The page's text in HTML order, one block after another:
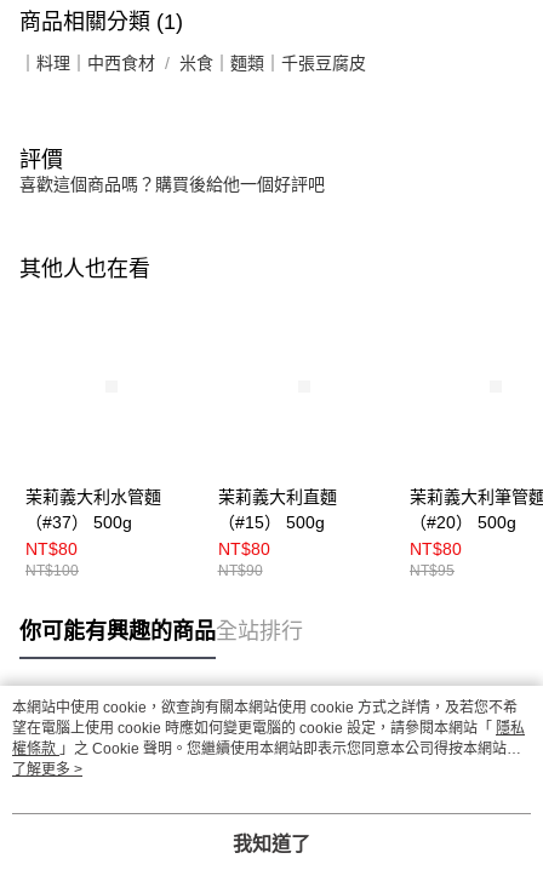
商品相關分類 (1)
｜料理｜中西食材 米食｜麵類｜千張豆腐皮
評價
喜歡這個商品嗎？購買後給他一個好評吧
其他人也在看
茉莉義大利水管麵
（#37） 500g
NT$80
NT$100
茉莉義大利直麵
（#15） 500g
NT$80
NT$90
茉莉義大利筆管
（#20） 500g
NT$80
NT$95
你可能有興趣的商品全站排行
熱門標籤
本網站中使用 cookie，欲查詢有關本網站使用 cookie 方式之詳情，及若您不希
望在電腦上使用 cookie 時應如何變更電腦的 cookie 設定，請參閱本網站「 隱私
權條款 」之 Cookie 聲明。您繼續使用本網站即表示您同意本公司得按本網站使
用條款之 Cookie 聲明使用 cookie。
了解更多 >
我知道了